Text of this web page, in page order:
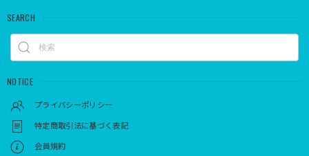
SEARCH
NOTICE
プライバシーポリシー
特定商取引法に基づく表記
会員規約